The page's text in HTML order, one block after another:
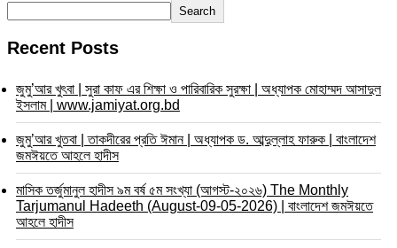
Search
Recent Posts
জুমু’আর খুৎবা | সুরা কাফ এর শিক্ষা ও পারিবারিক সুরক্ষা | অধ্যাপক মোহাম্মদ আসাদুল
ইসলাম | www.jamiyat.org.bd
জুমু’আর খুতবা | তাকদীরের প্রতি ঈমান | অধ্যাপক ড. আব্দুল্লাহ ফারুক | বাংলাদেশ
জমঈয়তে আহলে হাদীস
মাসিক তর্জুমানুল হাদীস ৯ম বর্ষ ৫ম সংখ্যা (আগস্ট-২০২৬) The Monthly
Tarjumanul Hadeeth (August-09-05-2026) | বাংলাদেশ জমঈয়তে
আহলে হাদীস